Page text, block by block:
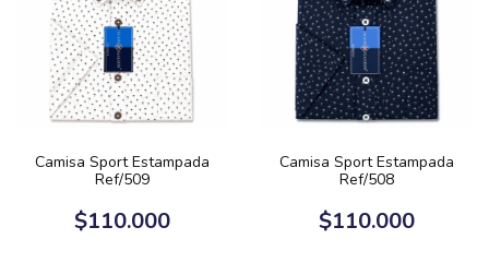
Camisa Sport Estampada
Ref/509
$110.000
Camisa Sport Estampada
Ref/508
$110.000